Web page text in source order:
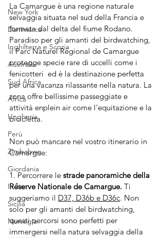
New York
Danimarca
Inghilterra e Scozia
Australia
Sud Africa
Africa
Ungheria
Perù
Zimbabwe
Giordania
India
Sicilia
Norvegia
La Camargue è una regione naturale
selvaggia situata nel sud della Francia e
formata dal delta del fiume Rodano.
Paradiso per gli amanti del birdwatching,
il Parc Naturel Régional de Camargue
protegge specie rare di uccelli come i
fenicotteri  ed è la destinazione perfetta
per una vacanza rilassante nella natura. La
zona offre bellissime passeggiate e
attività enplein air come l'equitazione e la
bicicletta.
Non può mancare nel vostro itinerario in
Camargue:
1. Percorrere le strade panoramiche della
Réserve Nationale de Camargue. Ti
suggeriamo il D37, D36b e D36c. Non
solo per gli amanti del birdwatching,
questi percorsi sono perfetti per
immergersi nella natura selvaggia della